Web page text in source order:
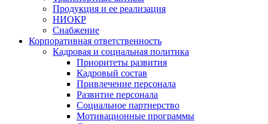
Продукция и ее реализация
НИОКР
Снабжение
Корпоративная ответственность
Кадровая и социальная политика
Приоритеты развития
Кадровый состав
Привлечение персонала
Развитие персонала
Социальное партнерство
Мотивационные программы